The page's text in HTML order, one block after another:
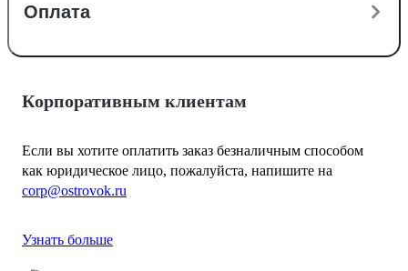
Оплата
Корпоративным клиентам
Если вы хотите оплатить заказ безналичным способом
как юридическое лицо, пожалуйста, напишите на
corp@ostrovok.ru
Узнать больше